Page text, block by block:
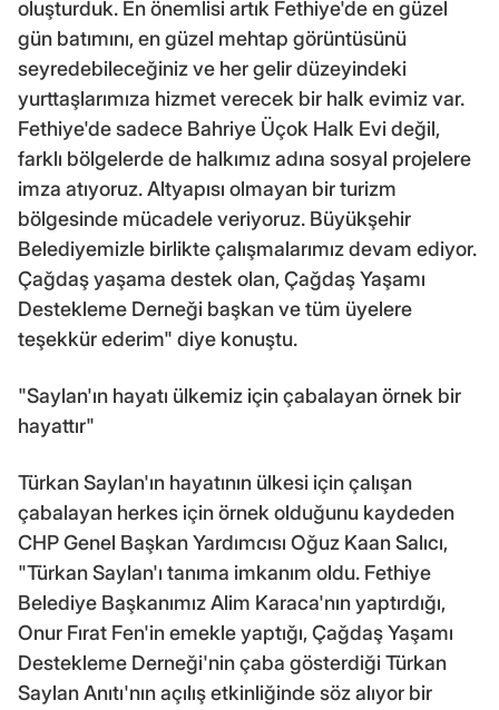
oluşturduk. En önemlisi artık Fethiye'de en güzel
gün batımını, en güzel mehtap görüntüsünü
seyredebileceğiniz ve her gelir düzeyindeki
yurttaşlarımıza hizmet verecek bir halk evimiz var.
Fethiye'de sadece Bahriye Üçok Halk Evi değil,
farklı bölgelerde de halkımız adına sosyal projelere
imza atıyoruz. Altyapısı olmayan bir turizm
bölgesinde mücadele veriyoruz. Büyükşehir
Belediyemizle birlikte çalışmalarımız devam ediyor.
Çağdaş yaşama destek olan, Çağdaş Yaşamı
Destekleme Derneği başkan ve tüm üyelere
teşekkür ederim" diye konuştu.
"Saylan'ın hayatı ülkemiz için çabalayan örnek bir
hayattır"
Türkan Saylan'ın hayatının ülkesi için çalışan
çabalayan herkes için örnek olduğunu kaydeden
CHP Genel Başkan Yardımcısı Oğuz Kaan Salıcı,
"Türkan Saylan'ı tanıma imkanım oldu. Fethiye
Belediye Başkanımız Alim Karaca'nın yaptırdığı,
Onur Fırat Fen'in emekle yaptığı, Çağdaş Yaşamı
Destekleme Derneği'nin çaba gösterdiği Türkan
Saylan Anıtı'nın açılış etkinliğinde söz alıyor bir